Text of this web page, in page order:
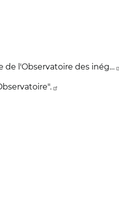
l'Observatoire des inég…